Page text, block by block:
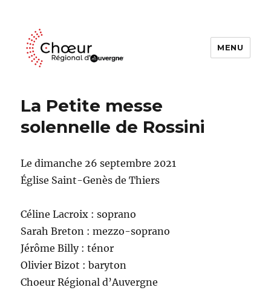
MENU
La Petite messe
solennelle de Rossini
Le dimanche 26 septembre 2021
Église Saint-Genès de Thiers
Céline Lacroix : soprano
Sarah Breton : mezzo-soprano
Jérôme Billy : ténor
Olivier Bizot : baryton
Choeur Régional d’Auvergne